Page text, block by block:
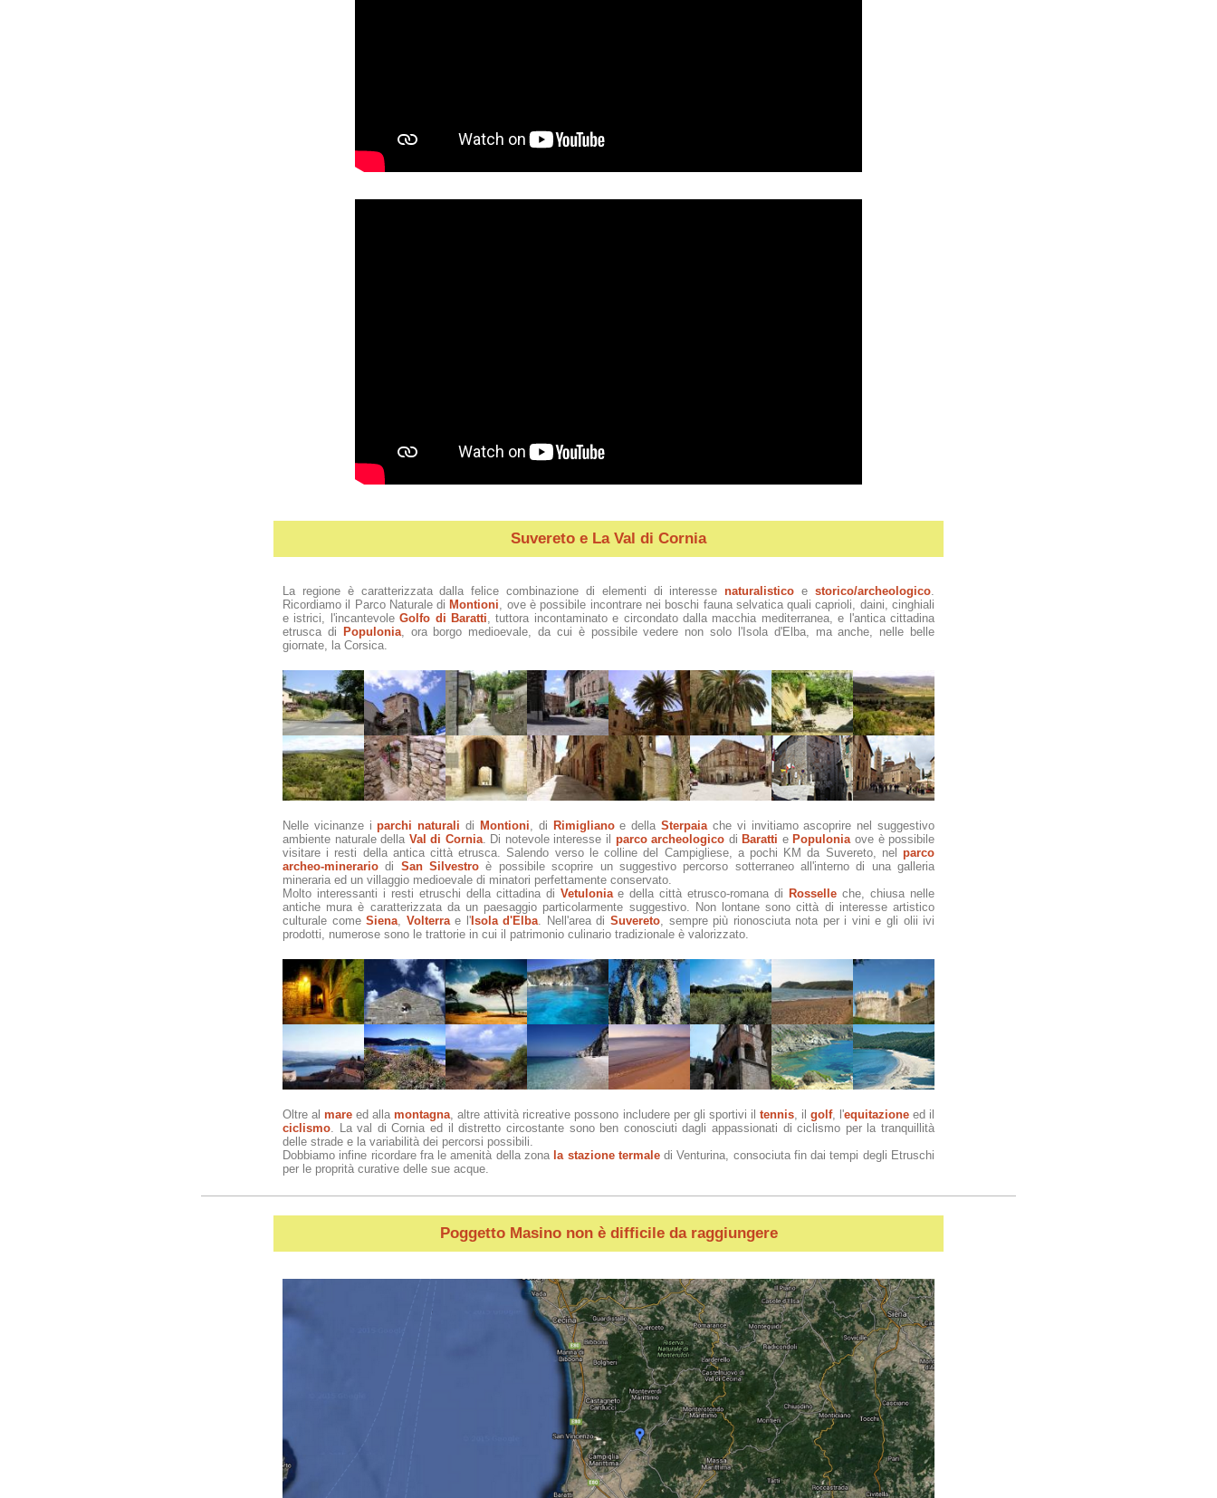
Suvereto e La Val di Cornia
La regione è caratterizzata dalla felice combinazione di elementi di interessenaturalistico estorico/archeologico
Ricordiamo il Parco Naturale diMontioni , ove è possibile incontrare nei boschi fauna selvatica quali caprioli, daini, cinghiali
e istrici, l'incantevoleGolfo di Baratti , tuttora incontaminato e circondato dalla macchia mediterranea, e l'antica cittadina
etrusca di Populonia, ora borgo medioevale, da cui è possibile vedere non solo l'Isola d'Elba, ma anche, nelle belle
giornate, la Corsica.
Nelle vicinanze iparchi naturali di Montioni , di Rimiglianoe dellaSterpaia che vi invitiamo ascoprire nel suggestivo
ambiente naturale della Val di Cornia. Di notevole interesse il parco archeologico diBaratti ePopulonia ove è possibile
visitare i resti della antica città etrusca. Salendo verso le colline del Campigliese, a pochi KM da Suvereto, nel parco
archeo-minerario di San Silvestro è possibile scoprire un suggestivo percorso sotterraneo all'interno di una galleria
mineraria ed un villaggio medioevale di minatori perfettamente conservato.
Molto interessanti i resti etruschi della cittadina di Vetuloniae della città etrusco-romana diRosselle che, chiusa nelle
antiche mura è caratterizzata da un paesaggio particolarmente suggestivo. Non lontane sono città di interesse artistico
culturale comeSiena Volterrae l'Isola d'Elba . Nell'area di Suvereto , sempre più rionosciuta nota per i vini e gli olii ivi
prodotti, numerose sono le trattorie in cui il patrimonio culinario tradizionale è valorizzato.
Oltre almare ed allamontagna , altre attività ricreative possono includere per gli sportivi il tennis, il golf, l'equitazioneed il
ciclismo . La val di Cornia ed il distretto circostante sono ben conosciuti dagli appassionati di ciclismo per la tranquillità
delle strade e la variabilità dei percorsi possibili.
Dobbiamo infine ricordare fra le amenità della zona la stazione termaledi Venturina, consociuta fin dai tempi degli Etruschi
per le proprità curative delle sue acque.
Poggetto Masinonon è difficile da raggiungere